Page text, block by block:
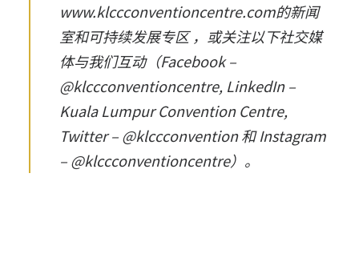
www.klccconventioncentre.com的新闻
室和可持续发展专区，或关注以下社交媒
体与我们互动（Facebook –
@klccconventioncentre, LinkedIn –
Kuala Lumpur Convention Centre,
Twitter –@klccconvention和 Instagram
–@klccconventioncentre）。